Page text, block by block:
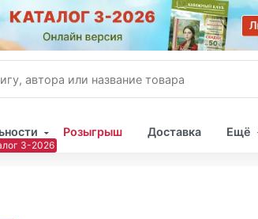
Розыгрыш Доставка Ещё